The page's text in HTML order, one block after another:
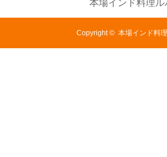
本場インド料理ル
Copyright © 本場インド料